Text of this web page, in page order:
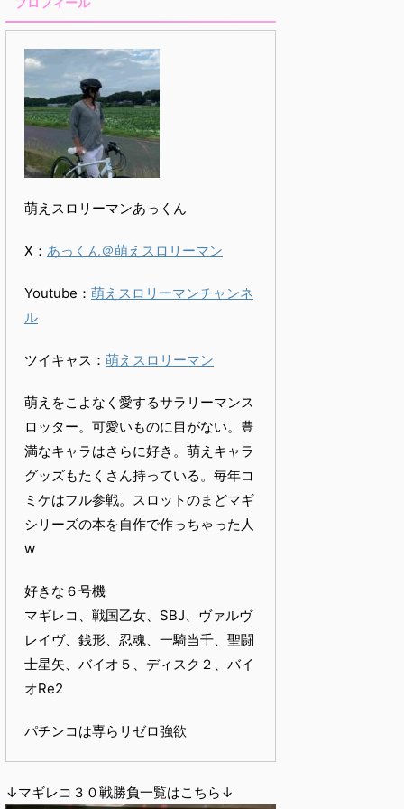
萌えスロリーマンあっくん
X： あっくん＠萌えスロリーマン
Youtube： 萌えスロリーマンチャンネ
ル
ツイキャス： 萌えスロリーマン
萌えをこよなく愛するサラリーマンス
ロッター。可愛いものに目がない。豊
満なキャラはさらに好き。萌えキャラ
グッズもたくさん持っている。毎年コ
ミケはフル参戦。スロットのまどマギ
シリーズの本を自作で作っちゃった人
w
好きな６号機
マギレコ、戦国乙女、SBJ、ヴァルヴ
レイヴ、銭形、忍魂、一騎当千、聖闘
士星矢、バイオ５、ディスク２、バイ
オRe2
パチンコは専らリゼロ強欲
↓マギレコ３０戦勝負一覧はこちら↓